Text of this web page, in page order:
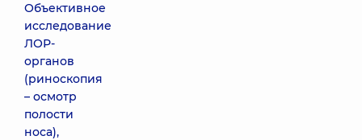
Объективное
исследование
ЛОР-
органов
(риноскопия
– осмотр
полости
носа),